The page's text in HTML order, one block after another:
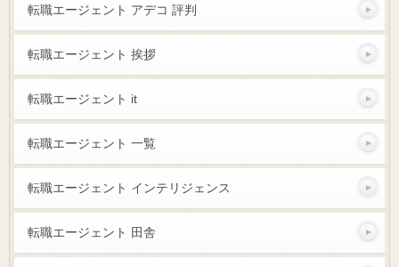
転職エージェント アデコ 評判
転職エージェント 挨拶
転職エージェント it
転職エージェント 一覧
転職エージェント インテリジェンス
転職エージェント 田舎